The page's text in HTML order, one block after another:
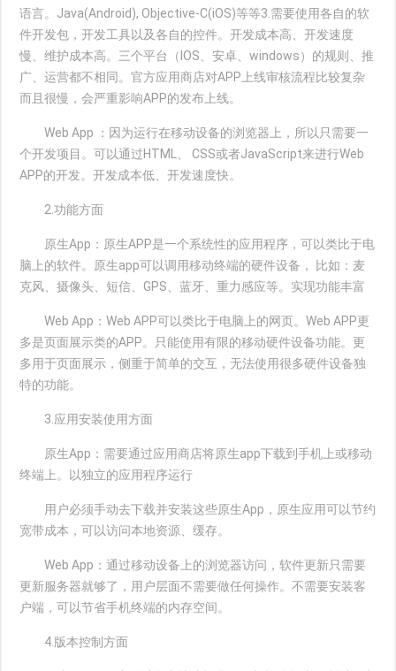
语言。Java(Android), Objective-C(iOS)等等3.需要使用各自的软
件开发包，开发工具以及各自的控件。开发成本高、开发速度
慢、维护成本高。三个平台（IOS、安卓、windows）的规则、推
广、运营都不相同。官方应用商店对APP上线审核流程比较复杂
而且很慢，会严重影响APP的发布上线。
Web App ：因为运行在移动设备的浏览器上，所以只需要一
个开发项目。可以通过HTML、 CSS或者JavaScript来进行Web
APP的开发。开发成本低、开发速度快。
2.功能方面
原生App：原生APP是一个系统性的应用程序，可以类比于电
脑上的软件。原生app可以调用移动终端的硬件设备， 比如：麦
克风、摄像头、短信、GPS、蓝牙、重力感应等。实现功能丰富
Web App：Web APP可以类比于电脑上的网页。Web APP更
多是页面展示类的APP。只能使用有限的移动硬件设备功能。更
多用于页面展示，侧重于简单的交互，无法使用很多硬件设备独
特的功能。
3.应用安装使用方面
原生App：需要通过应用商店将原生app下载到手机上或移动
终端上。以独立的应用程序运行
用户必须手动去下载并安装这些原生App，原生应用可以节约
宽带成本，可以访问本地资源、缓存。
Web App：通过移动设备上的浏览器访问，软件更新只需要
更新服务器就够了，用户层面不需要做任何操作。不需要安装客
户端，可以节省手机终端的内存空间。
4.版本控制方面